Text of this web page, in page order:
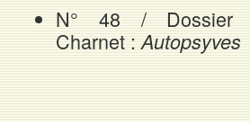
N° 48 / Dossier
Charnet :Autopsyves